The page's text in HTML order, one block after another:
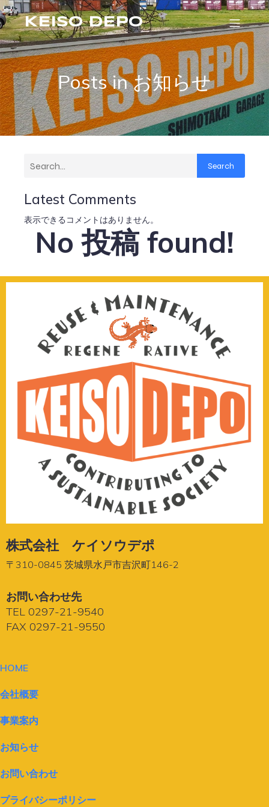
KEISO DEPO
Posts in お知らせ
Search
Latest Comments
表示できるコメントはありません。
No 投稿 found!
株式会社 ケイソウデポ
〒310-0845 茨城県水戸市吉沢町146-2
お問い合わせ先
TEL 0297-21-9540
FAX 0297-21-9550
HOME
会社概要
事業案内
お知らせ
お問い合わせ
プライバシーポリシー